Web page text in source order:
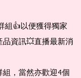
組👍以便獲得獨家
資訊💥直播最新消
，當然亦歡迎4個